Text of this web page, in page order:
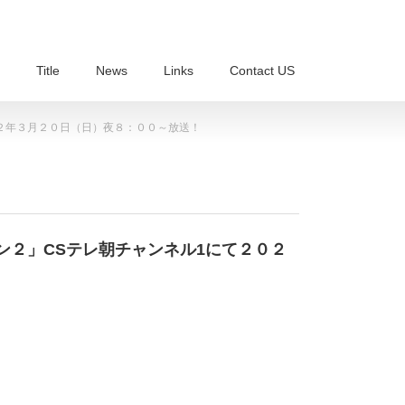
Title News Links Contact US
３月２０日（日）夜８：００～放送！
」CSテレ朝チャンネル1にて２０２